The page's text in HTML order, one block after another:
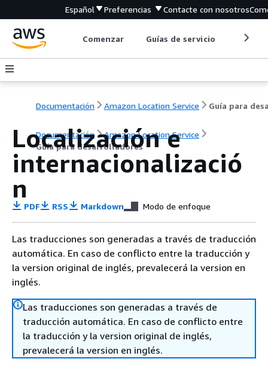
Español Preferencias Contacte con nosotros
Comenzar Guías de servicio
Documentación Amazon Location Service
Documentación
Amazon Location Service
Guía para desarrolladores
Localización e
internacionalizació
n
PDF RSS Markdown Modo de enfoque
Las traducciones son generadas a través de traducción
automática. En caso de conflicto entre la traducción y
la version original de inglés, prevalecerá la version en
inglés.
Las traducciones son generadas a través de
traducción automática. En caso de conflicto entre
la traducción y la version original de inglés,
prevalecerá la version en inglés.